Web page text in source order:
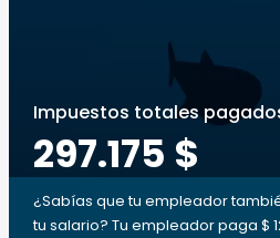
Impuestos totales
297.175 $
¿Sabías que tu empleador
tu salario? Tu empleador paga $